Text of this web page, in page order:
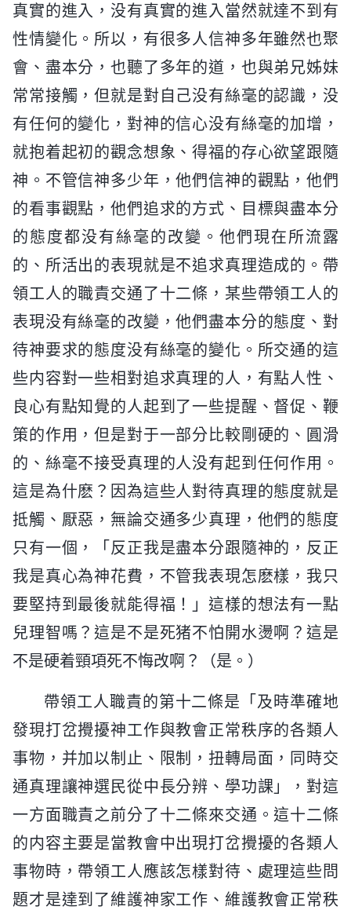
真實的進入，没有真實的進入當然就達不到有
性情變化。所以，有很多人信神多年雖然也聚
會、盡本分，也聽了多年的道，也與弟兄姊妹
常常接觸，但就是對自己没有絲毫的認識，没
有任何的變化，對神的信心没有絲毫的加增，
就抱着起初的觀念想象、得福的存心欲望跟隨
神。不管信神多少年，他們信神的觀點，他們
的看事觀點，他們追求的方式、目標與盡本分
的態度都没有絲毫的改變。他們現在所流露
的、所活出的表現就是不追求真理造成的。帶
領工人的職責交通了十二條，某些帶領工人的
表現没有絲毫的改變，他們盡本分的態度、對
待神要求的態度没有絲毫的變化。所交通的這
些内容對一些相對追求真理的人，有點人性、
良心有點知覺的人起到了一些提醒、督促、鞭
策的作用，但是對于一部分比較剛硬的、圓滑
的、絲毫不接受真理的人没有起到任何作用。
這是為什麽？因為這些人對待真理的態度就是
抵觸、厭惡，無論交通多少真理，他們的態度
只有一個，「反正我是盡本分跟隨神的，反正
我是真心為神花費，不管我表現怎麽樣，我只
要堅持到最後就能得福！」這樣的想法有一點
兒理智嗎？這是不是死猪不怕開水燙啊？這是
不是硬着頸項死不悔改啊？（是。）
帶領工人職責的第十二條是「及時準確地
發現打岔攪擾神工作與教會正常秩序的各類人
事物，并加以制止、限制，扭轉局面，同時交
通真理讓神選民從中長分辨、學功課」，對這
一方面職責之前分了十二條來交通。這十二條
的内容主要是當教會中出現打岔攪擾的各類人
事物時，帶領工人應該怎樣對待、處理這些問
題才是達到了維護神家工作、維護教會正常秩